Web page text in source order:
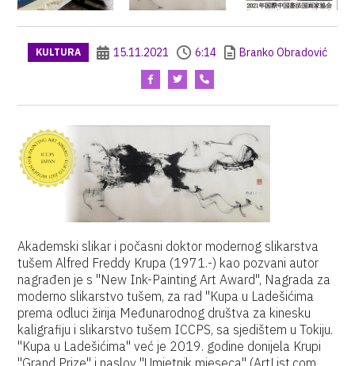
KULTURA 15.11.2021 6:14 Branko Obradović
Akademski slikar i počasni doktor modernog slikarstva
tušem Alfred Freddy Krupa (1971.-) kao pozvani autor
nagrađen je s "New Ink-Painting Art Award", Nagrada za
moderno slikarstvo tušem, za rad "Kupa u Ladešićima
prema odluci žirija Međunarodnog društva za kinesku
kaligrafiju i slikarstvo tušem ICCPS, sa sjedištem u Tokiju.
"Kupa u Ladešićima" već je 2019. godine donijela Krupi
"Grand Prize" i naslov "Umjetnik mjeseca" (ArtList.com,